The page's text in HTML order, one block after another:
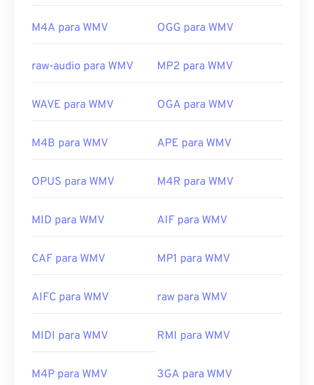
00 00
00 00
00 00
00 00
M4A para WMV OGG para WMV
raw-audio para WMV MP2 para WMV
WAVE para WMV OGA para WMV
M4B para WMV APE para WMV
OPUS para WMV M4R para WMV
MID para WMV AIF para WMV
CAF para WMV MP1 para WMV
AIFC para WMV raw para WMV
MIDI para WMV RMI para WMV
M4P para WMV 3GA para WMV